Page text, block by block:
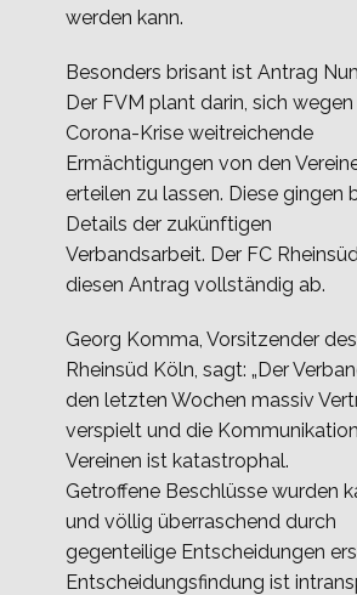
werden kann.
Besonders brisant ist Antrag
Der FVM plant darin, sich
Corona-Krise weitreichende
Ermächtigungen von den
erteilen zu lassen. Diese gingen
Details der zukünftigen
Verbandsarbeit. Der FC
diesen Antrag vollständig ab.
Georg Komma, Vorsitzender
Rheinsüd Köln, sagt: „Der
den letzten Wochen massiv
verspielt und die
Vereinen ist katastrophal.
Getroffene Beschlüsse wurden
und völlig überraschend durch
gegenteilige Entscheidungen
Entscheidungsfindung ist